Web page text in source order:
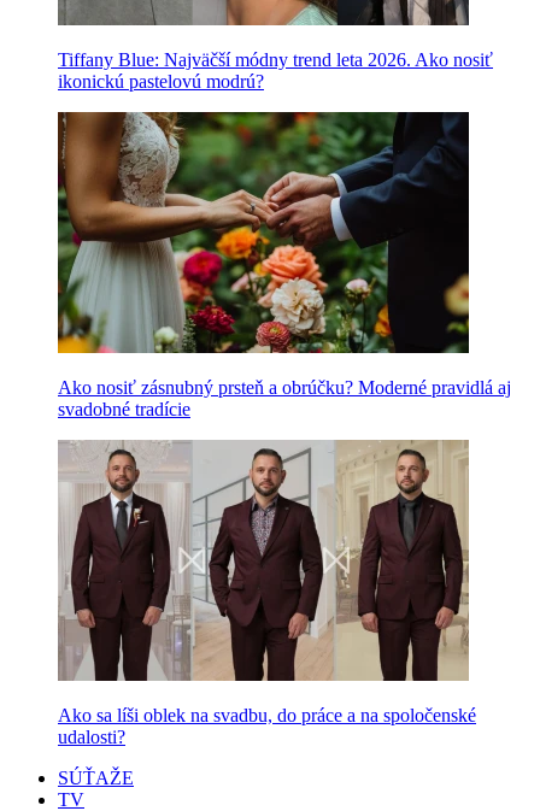
Tiffany Blue: Najväčší módny trend leta 2026. Ako nosiť
ikonickú pastelovú modrú?
Ako nosiť zásnubný prsteň a obrúčku? Moderné pravidlá aj
svadobné tradície
Ako sa líši oblek na svadbu, do práce a na spoločenské
udalosti?
SÚŤAŽE
TV